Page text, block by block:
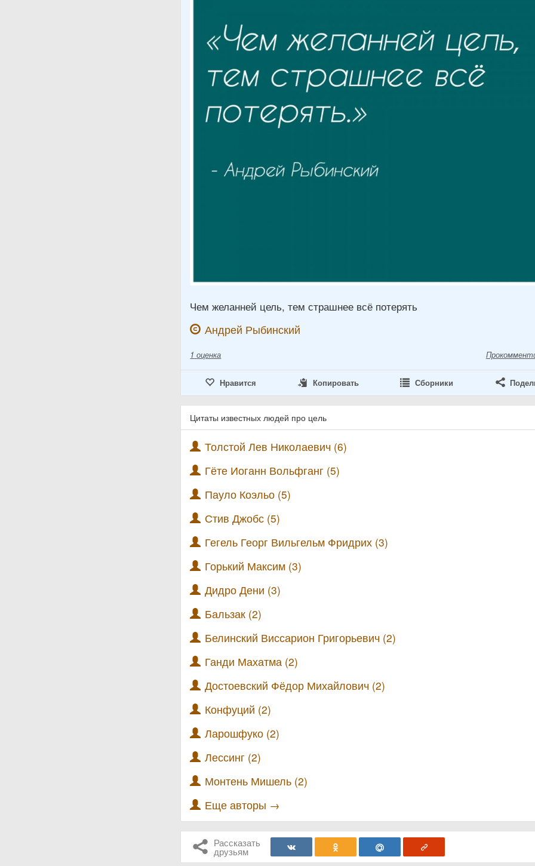
Чем желанней цель, тем страшнее всё потерять
Андрей Рыбинский
1 оценка
Нравится Копировать Сборники
Цитаты известных людей про цель
Толстой Лев Николаевич (6)
Гёте Иоганн Вольфганг (5)
Пауло Коэльо (5)
Стив Джобс (5)
Гегель Георг Вильгельм Фридрих (3)
Горький Максим (3)
Дидро Дени (3)
Бальзак (2)
Белинский Виссарион Григорьевич (2)
Ганди Махатма (2)
Достоевский Фёдор Михайлович (2)
Конфуций (2)
Ларошфуко (2)
Лессинг (2)
Монтень Мишель (2)
Еще авторы →
Рассказать
друзьям